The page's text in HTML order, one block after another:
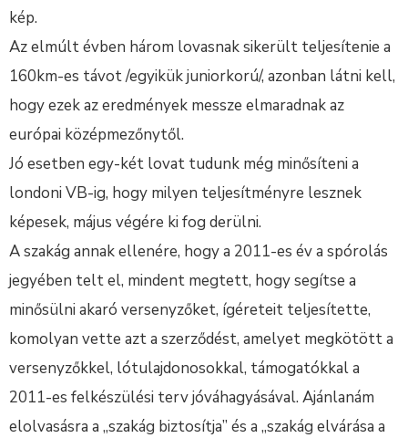
kép.
Az elmúlt évben három lovasnak sikerült teljesítenie a
160km-es távot /egyikük juniorkorú/, azonban látni kell,
hogy ezek az eredmények messze elmaradnak az
európai középmezőnytől.
Jó esetben egy-két lovat tudunk még minősíteni a
londoni VB-ig, hogy milyen teljesítményre lesznek
képesek, május végére ki fog derülni.
A szakág annak ellenére, hogy a 2011-es év a spórolás
jegyében telt el, mindent megtett, hogy segítse a
minősülni akaró versenyzőket, ígéreteit teljesítette,
komolyan vette azt a szerződést, amelyet megkötött a
versenyzőkkel, lótulajdonosokkal, támogatókkal a
2011-es felkészülési terv jóváhagyásával. Ajánlanám
elolvasásra a „szakág biztosítja” és a „szakág elvárása a